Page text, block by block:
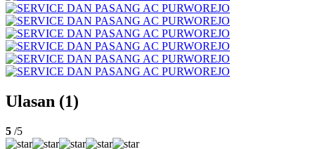
Ulasan (1)
5 /5